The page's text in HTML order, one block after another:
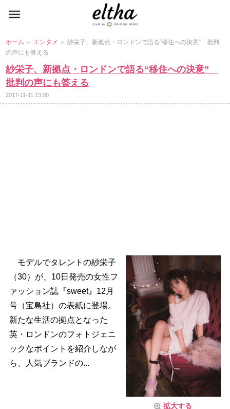
ホーム ＞ エンタメ ＞ 紗栄子、新拠点・ロンドンで語る“移住への決意” 批判
の声にも答える
紗栄子、新拠点・ロンドンで語る“移住への決意”
批判の声にも答える
2017-11-11 13:00
拡大する
モデルでタレントの紗栄子
（30）が、10日発売の女性フ
ァッション誌『sweet』12月
号（宝島社）の表紙に登場。
新たな生活の拠点となった
英・ロンドンのフォトジェニ
ックなポイントを紹介しなが
ら、人気ブランドの...